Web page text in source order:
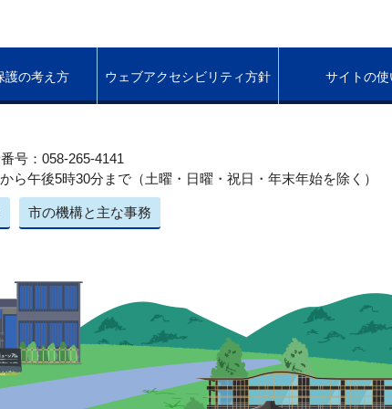
護の考え方 ウェブアクセシビリティ方針 サイトの使
号：058-265-4141
午後5時30分まで（土曜・日曜・祝日・年末年始を除く）
市の機構と主な事務